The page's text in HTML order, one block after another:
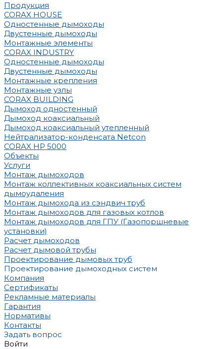
Продукция
CORAX HOUSE
Одностенные дымоходы
Двустенные дымоходы
Монтажные элементы
CORAX INDUSTRY
Одностенные дымоходы
Двустенные дымоходы
Монтажные крепления
Монтажные узлы
CORAX BUILDING
Дымоход одностенный
Дымоход коаксиальный
Дымоход коаксиальный утепленный
Нейтрализатор-конденсата Netcon
CORAX HP 5000
Объекты
Услуги
Монтаж дымоходов
Монтаж коллективных коаксиальных систем
дымоудаления
Монтаж дымохода из сэндвич труб
Монтаж дымоходов для газовых котлов
Монтаж дымоходов для ГПУ (Газопоршневые
установки)
Расчет дымоходов
Расчет дымовой трубы
Проектирование дымовых труб
Проектирование дымоходных систем
Компания
Сертификаты
Рекламные материалы
Гарантия
Нормативы
Контакты
Задать вопрос
Войти